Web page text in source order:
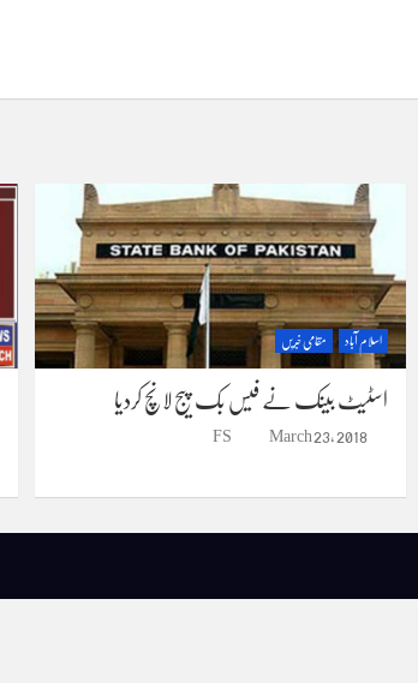
اسلام آباد مقامی خبریں
اسٹیٹ بینک نے فیس بک پیج لانچ کردیا
March 23, 2018
FS